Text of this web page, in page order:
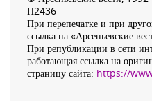
П2436
При перепечатке и при
ссылка на «Арсеньевские
При републикации в сети
работающая ссылка на
страницу сайта: https://